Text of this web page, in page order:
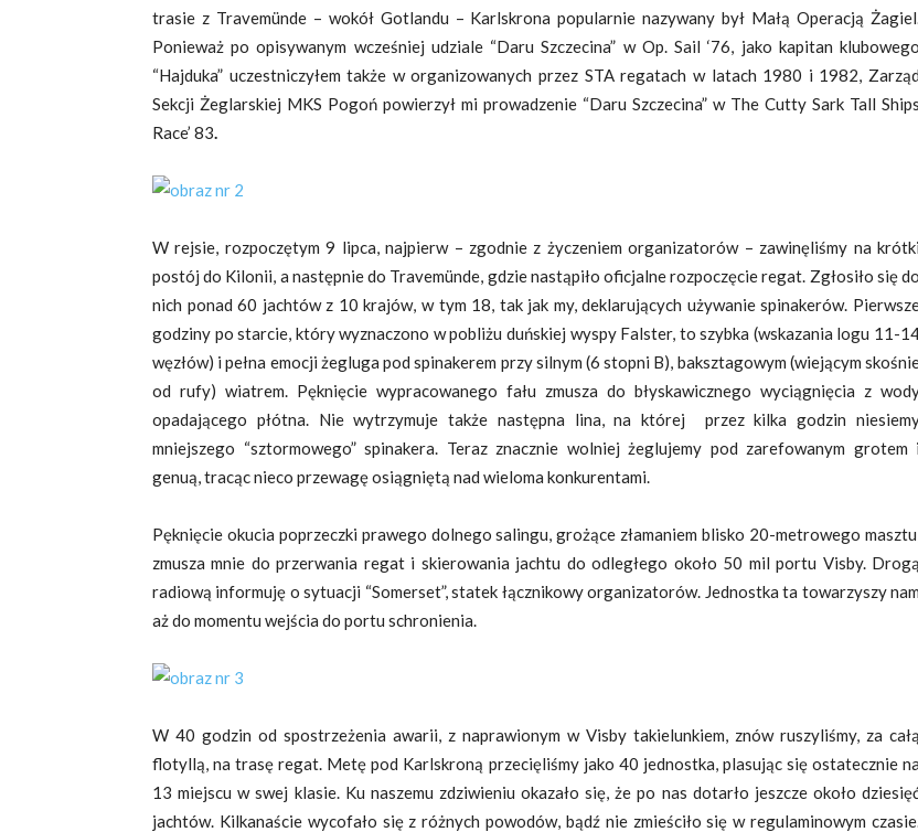
trasie z Travemünde – wokół Gotlandu – Karlskrona popularnie nazywany był Małą Operacją
Ponieważ po opisywanym wcześniej udziale “Daru Szczecina” w Op. Sail ‘76, jako kapitan klubowego
“Hajduka” uczestniczyłem także w organizowanych przez STA regatach w latach 1980 i 1982, Zarząd
Sekcji Żeglarskiej MKS Pogoń powierzył mi prowadzenie “Daru Szczecina” w The Cutty Sark Tall Ships
Race’ 83.
W rejsie, rozpoczętym 9 lipca, najpierw – zgodnie z życzeniem organizatorów – zawinęliśmy na krótki
postój do Kilonii, a następnie do Travemünde, gdzie nastąpiło oficjalne rozpoczęcie regat. Zgłosiło się do
nich ponad 60 jachtów z 10 krajów, w tym 18, tak jak my, deklarujących używanie spinakerów.
godziny po starcie, który wyznaczono w pobliżu duńskiej wyspy Falster, to szybka (wskazania logu 11-
węzłów) i pełna emocji żegluga pod spinakerem przy silnym (6 stopni B), baksztagowym (wiejącym
od rufy) wiatrem. Pęknięcie wypracowanego fału zmusza do błyskawicznego wyciągnięcia z
opadającego płótna. Nie wytrzymuje także następna lina, na której przez kilka godzin
mniejszego “sztormowego” spinakera. Teraz znacznie wolniej żeglujemy pod zarefowanym grotem i
genuą, tracąc nieco przewagę osiągniętą nad wieloma konkurentami.
Pęknięcie okucia poprzeczki prawego dolnego salingu, grożące złamaniem blisko 20-metrowego
zmusza mnie do przerwania regat i skierowania jachtu do odległego około 50 mil portu Visby. Drogą
radiową informuję o sytuacji “Somerset”, statek łącznikowy organizatorów. Jednostka ta towarzyszy nam
aż do momentu wejścia do portu schronienia.
W 40 godzin od spostrzeżenia awarii, z naprawionym w Visby takielunkiem, znów ruszyliśmy, za całą
flotyllą, na trasę regat. Metę pod Karlskroną przecięliśmy jako 40 jednostka, plasując się ostatecznie na
13 miejscu w swej klasie. Ku naszemu zdziwieniu okazało się, że po nas dotarło jeszcze około
jachtów. Kilkanaście wycofało się z różnych powodów, bądź nie zmieściło się w regulaminowym